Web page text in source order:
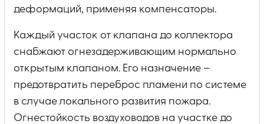
деформаций, применяя компенсаторы.
Каждый участок от клапана до коллектора
снабжают огнезадерживающим нормально
открытым клапаном. Его назначение –
предотвратить переброс пламени по системе
в случае локального развития пожара.
Огнестойкость воздуховодов на участке до